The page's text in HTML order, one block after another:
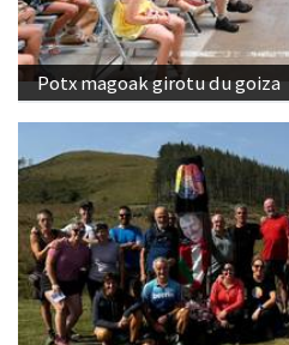
Potx magoak girotu du goiza